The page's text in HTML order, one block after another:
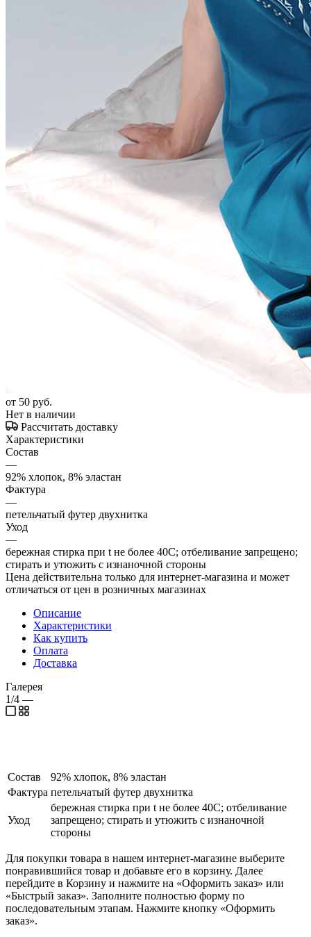
от 50 руб.
Нет в наличии
Рассчитать доставку
Характеристики
Состав
—
92% хлопок, 8% эластан
Фактура
—
петельчатый футер двухнитка
Уход
—
бережная стирка при t не более 40С; отбеливание запрещено;
стирать и утюжить с изнаночной стороны
Цена действительна только для интернет-магазина и может
отличаться от цен в розничных магазинах
Описание
Характеристики
Как купить
Оплата
Доставка
Галерея
1/4 —
Состав
92% хлопок, 8% эластан
Фактура петельчатый футер двухнитка
Уход
бережная стирка при t не более 40С; отбеливание
запрещено; стирать и утюжить с изнаночной
стороны
Для покупки товара в нашем интернет-магазине выберите
понравившийся товар и добавьте его в корзину. Далее
перейдите в Корзину и нажмите на «Оформить заказ» или
«Быстрый заказ». Заполните полностью форму по
последовательным этапам. Нажмите кнопку «Оформить
заказ».